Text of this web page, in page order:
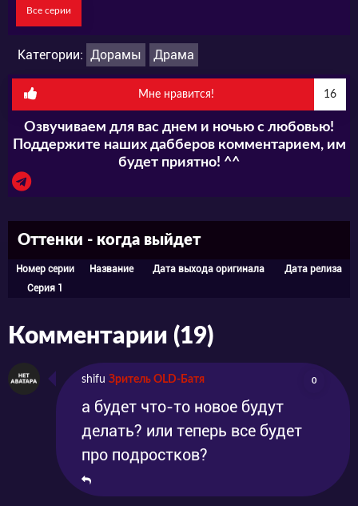
Все серии
Категории: Дорамы Драма
Мне нравится! 16
Озвучиваем для вас днем и ночью с любовью!
Поддержите наших дабберов комментарием, им
будет приятно! ^^
Оттенки - когда выйдет
Номер серии Название Дата выхода оригинала
Дата релиза
Серия 1
Комментарии (19)
shifu Зритель OLD-Батя 0
а будет что-то новое будут
делать? или теперь все будет
про подростков?